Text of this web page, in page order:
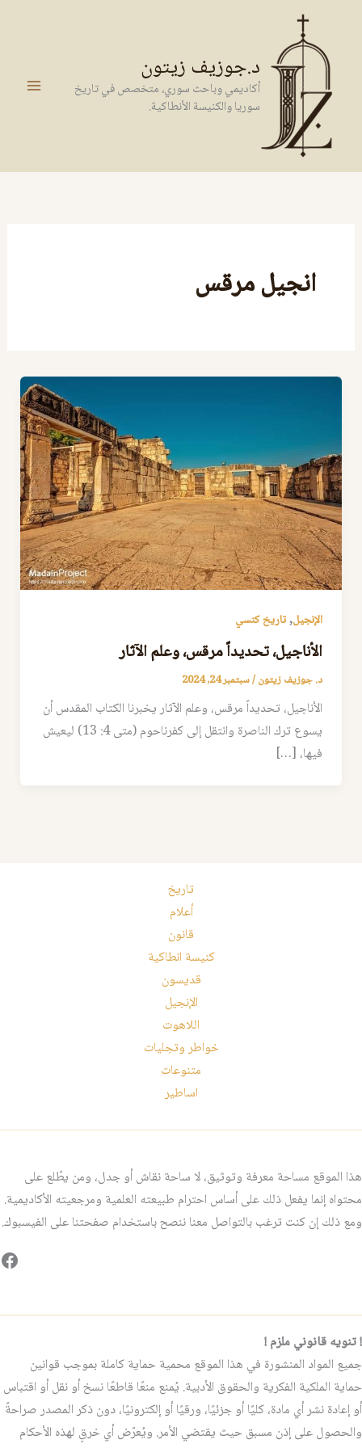
المحتوى
د.جوزيف زيتون
أكاديمي وباحث سوري، متخصص في تاريخ
سوريا والكنيسة الأنطاكية.
انجيل مرقس
الإنجيل,تاريخ كنسي
الأناجيل، تحديداً مرقس، وعلم الآثار
د. جوزيف زيتون/سبتمبر 24, 2024
الأناجيل، تحديداً مرقس، وعلم الآثار يخبرنا الكتاب المقدس أن
يسوع ترك الناصرة وانتقل إلى كفرناحوم (متى 4: 13) ليعيش
فيها، […]
تاريخ
أعلام
قانون
كنيسة انطاكية
قديسون
الإنجيل
اللاهوت
خواطر وتجليات
متنوعات
اساطير
هذا الموقع مساحة معرفة وتوثيق، لا ساحة نقاش أو جدل، ومن يطّلع على
محتواه إنما يفعل ذلك على أساس احترام طبيعته العلمية ومرجعيته الأكاديمية.
ومع ذلك إن كنت ترغب بالتواصل معنا ننصح باستخدام صفحتنا على الفيسبوك.
! تنويه قانوني ملزم !
جميع المواد المنشورة في هذا الموقع محمية حماية كاملة بموجب قوانين
حماية الملكية الفكرية والحقوق الأدبية. يُمنع منعًا قاطعًا نسخ أو نقل أو اقتباس
أو إعادة نشر أي مادة، كليًا أو جزئيًا، ورقيًا أو إلكترونيًا، دون ذكر المصدر صراحةً
والحصول على إذن مسبق حيث يقتضي الأمر. ويُعرّض أي خرقٍ لهذه الأحكام